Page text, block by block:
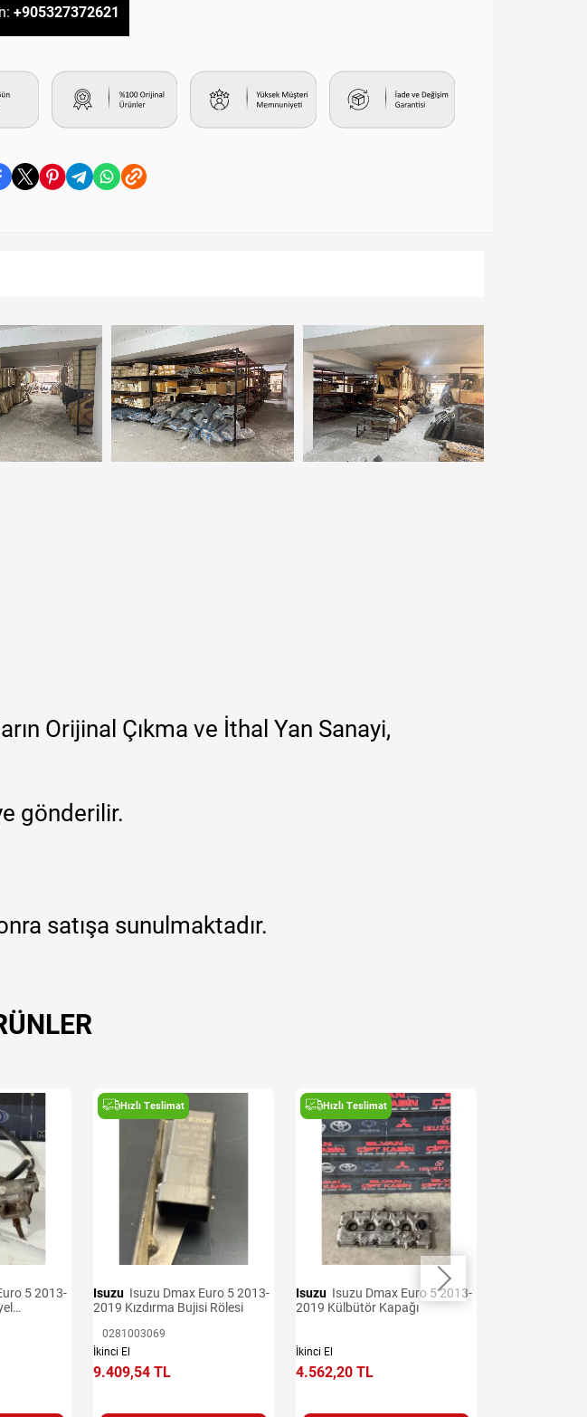
+905327372621
Orijinal Çıkma ve İthal Yan Sanayi,
gönderilir.
satışa sunulmaktadır.
Hızlı Teslimat
Isuzu
2019 Kızdırma Bujisi Rölesi
0281003069
İkinci El
9.409,54 TL
Hızlı Teslimat
Isuzu
2019 Külbütör Kapağı
İkinci El
4.562,20 TL